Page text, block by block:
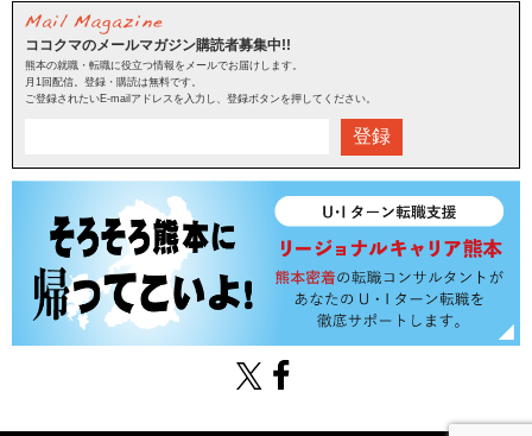
ココクマのメールマガジン購読者募集中!!
熊本の就職・転職に役立つ情報をメールでお届けします。
月1回配信。登録・購読は無料です。
ご登録されたいE-mailアドレスを入力し、登録ボタンを押してください。
登録